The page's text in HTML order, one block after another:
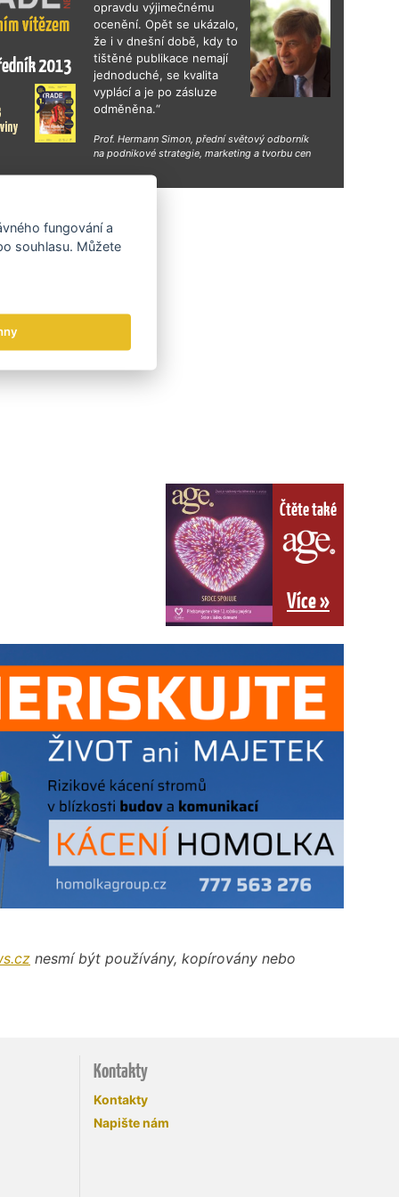
opravdu výjimečnému
ocenění. Opět se ukázalo,
že i v dnešní době, kdy to
tištěné publikace nemají
jednoduché, se kvalita
vyplácí a je po zásluze
odměněna.“
Prof. Hermann Simon, přední světový odborník
na podnikové strategie, marketing a tvorbu cen
Čtěte také
Více »
nesmí být používány, kopírovány nebo
Kontakty
Kontakty
Napište nám
fungování a
souhlasu. Můžete